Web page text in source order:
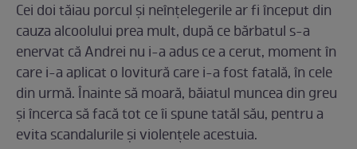
Cei doi tăiau porcul și neînțelegerile ar fi început din
cauza alcoolului prea mult, după ce bărbatul s-a
enervat că Andrei nu i-a adus ce a cerut, moment în
care i-a aplicat o lovitură care i-a fost fatală, în cele
din urmă. Înainte să moară, băiatul muncea din greu
și încerca să facă tot ce îi spune tatăl său, pentru a
evita scandalurile și violențele acestuia.